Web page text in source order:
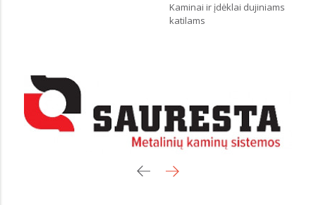
Kaminai ir įdėklai dujiniams
katilams